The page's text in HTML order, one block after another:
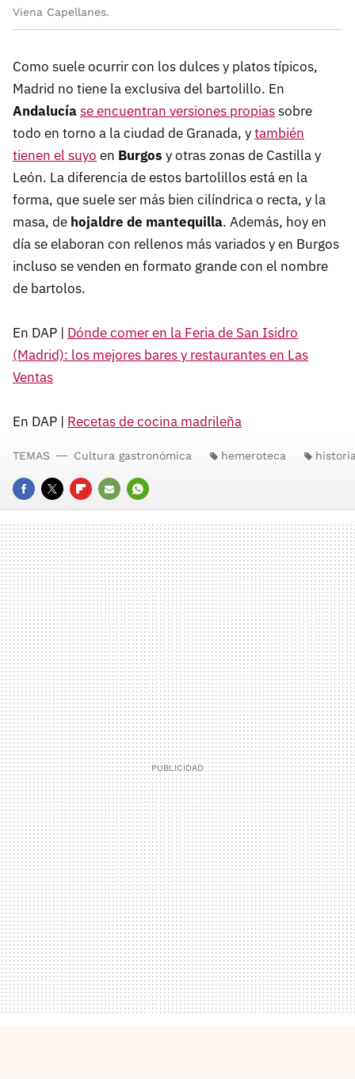
Viena Capellanes.
Como suele ocurrir con los dulces y platos típicos,
Madrid no tiene la exclusiva del bartolillo. En
Andalucíase encuentran versiones propiassobre
todo en torno a la ciudad de Granada, ytambién
tienen el suyo en Burgos y otras zonas de Castilla y
León. La diferencia de estos bartolillos está en la
forma, que suele ser más bien cilíndrica o recta, y la
masa, de hojaldre de mantequilla. Además, hoy en
día se elaboran con rellenos más variados y en Burgos
incluso se venden en formato grande con el nombre
de bartolos.
En DAP | Dónde comer en la Feria de San Isidro
(Madrid): los mejores bares y restaurantes en Las
Ventas
En DAP | Recetas de cocina madrileña
FACEBOOK
TWITTERFLIPBOARD
E-
MAIL
WHATSAPP
TEMAS Cultura gastronómica hemeroteca